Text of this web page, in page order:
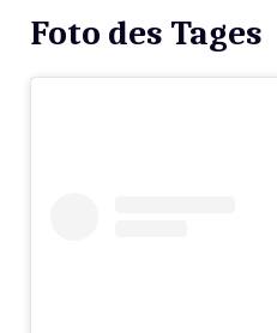
Foto des Tages